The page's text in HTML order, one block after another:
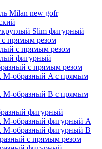
Milan new gofr
Slim фигурный
прямым резом
с прямым резом
фигурный
с прямым резом
М-образный A с прямым
М-образный B с прямым
фигурный
М-образный фигурный A
М-образный фигурный B
с прямым резом